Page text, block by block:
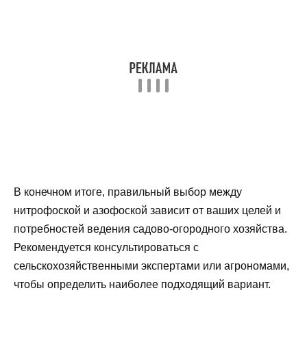
В конечном итоге, правильный выбор между
нитрофоской и азофоской зависит от ваших целей и
потребностей ведения садово-огородного хозяйства.
Рекомендуется консультироваться с
сельскохозяйственными экспертами или агрономами,
чтобы определить наиболее подходящий вариант.